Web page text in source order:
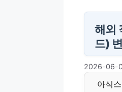
해외
드)
2026-06-
아식